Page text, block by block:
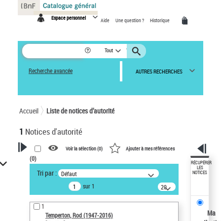
Espace personnel Aide Une question ? Historique
Tout
Recherche avancée AUTRES RECHERCHES
Accueil Liste de notices d’autorité
1 Notices d'autorité
VOTRE RECHERCHE
Recherche avancée dans les
notices d’autorité
Œuvres liées à l'auteur :
Temperton, Rod (1947-2016)
Voir la sélection (0) Ajouter à mes références
(0)
Tri par : Défaut
sur 1
20
résultats/page
1
Temperton, Rod (1947-2016)
RÉCUPÉRER
LES
NOTICES
Ma
Panneau de gestion des cookies